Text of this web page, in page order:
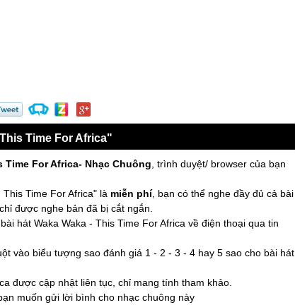
Time For Africa"
For Africa- Nhạc Chuông , trình duyệt/ browser của bạn
Time For Africa" là miễn phí, bạn có thể nghe đầy đủ cả bài
được nghe bản đã bị cắt ngắn.
hát Waka Waka - This Time For Africa về điện thoại qua tin
vào biểu tượng sao đánh giá 1 - 2 - 3 - 4 hay 5 sao cho bài hát
được cập nhật liên tục, chỉ mang tính tham khảo.
muốn gửi lời bình cho nhạc chuông này